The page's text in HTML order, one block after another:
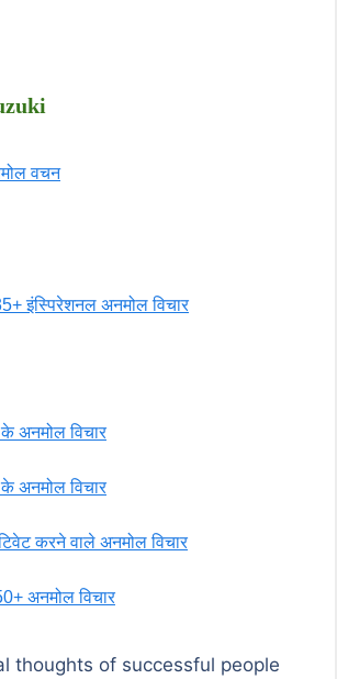
वचन
इंस्पिरेशनल अनमोल विचार
अनमोल विचार
के अनमोल विचार
करने वाले अनमोल विचार
अनमोल विचार
thoughts of successful people